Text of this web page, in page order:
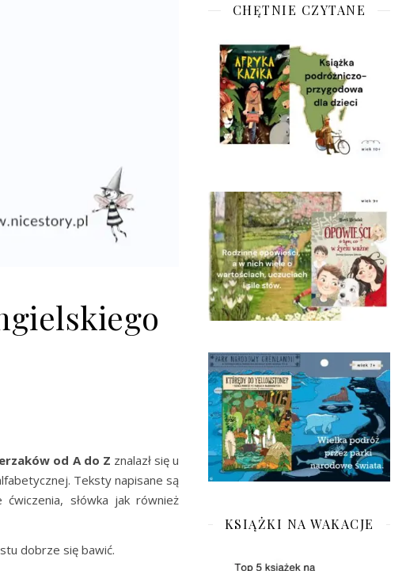
od A do Z znalazł się u
Teksty napisane są
słówka jak również
dobrze się bawić.
CHĘTNIE CZYTANE
KSIĄŻKI NA WAKACJE